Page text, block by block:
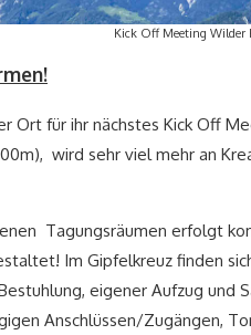
Kick Off Meeting Wilder
Ort für ihr nächstes Kick Off
wird sehr viel mehr an
Tagungsräumen erfolgt
Im Gipfelkreuz finden
eigener Aufzug und
Anschlüssen/Zugängen,